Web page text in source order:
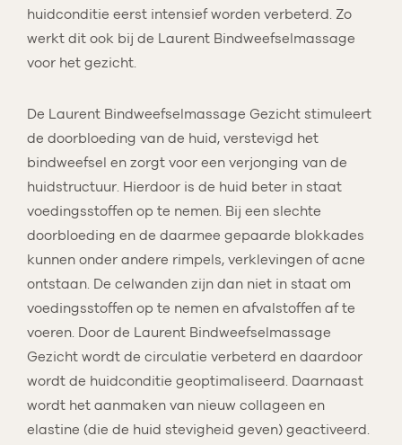
huidconditie eerst intensief worden verbeterd. Zo
werkt dit ook bij de Laurent Bindweefselmassage
voor het gezicht.
De Laurent Bindweefselmassage Gezicht stimuleert
de doorbloeding van de huid, verstevigd het
bindweefsel en zorgt voor een verjonging van de
huidstructuur. Hierdoor is de huid beter in staat
voedingsstoffen op te nemen. Bij een slechte
doorbloeding en de daarmee gepaarde blokkades
kunnen onder andere rimpels, verklevingen of acne
ontstaan. De celwanden zijn dan niet in staat om
voedingsstoffen op te nemen en afvalstoffen af te
voeren. Door de Laurent Bindweefselmassage
Gezicht wordt de circulatie verbeterd en daardoor
wordt de huidconditie geoptimaliseerd. Daarnaast
wordt het aanmaken van nieuw collageen en
elastine (die de huid stevigheid geven) geactiveerd.